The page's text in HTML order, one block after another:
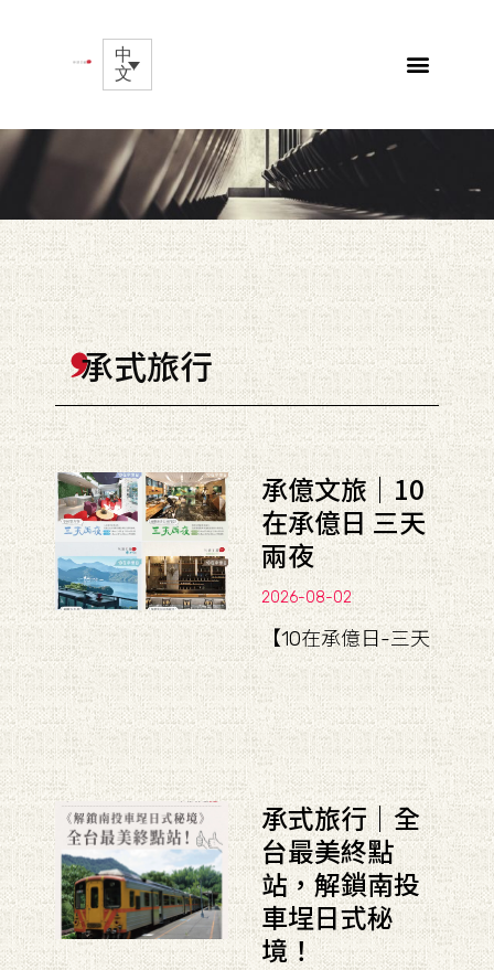
中
文
承式旅行
承億文旅｜10
在承億日 三天
兩夜
2026-08-02
【10在承億日-三天
承式旅行｜全
台最美終點
站，解鎖南投
車埕日式秘
境！